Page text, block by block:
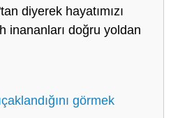
diyerek hayatımızı
inananları doğru yoldan
görmek